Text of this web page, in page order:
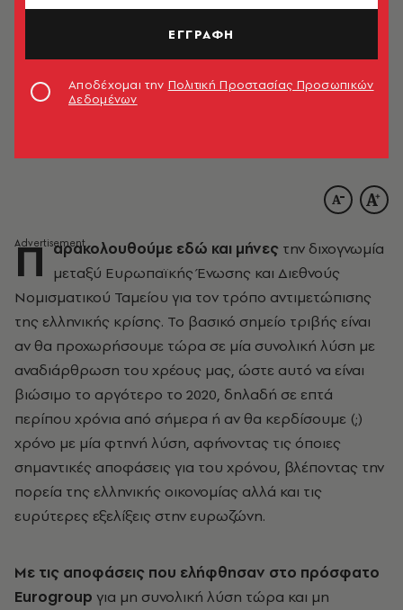
Π αρακολουθούμε εδώ και μήνες την διχογνωμία
μεταξύ Ευρωπαϊκής Ένωσης και Διεθνούς
Νομισματικού Ταμείου για τον τρόπο αντιμετώπισης
της ελληνικής κρίσης. Το βασικό σημείο τριβής είναι
αν θα προχωρήσουμε τώρα σε μία συνολική λύση με
αναδιάρθρωση του χρέους μας, ώστε αυτό να είναι
βιώσιμο το αργότερο το 2020, δηλαδή σε επτά
περίπου χρόνια από σήμερα ή αν θα κερδίσουμε (;)
χρόνο με μία φτηνή λύση, αφήνοντας τις όποιες
σημαντικές αποφάσεις για του χρόνου, βλέποντας την
πορεία της ελληνικής οικονομίας αλλά και τις
ευρύτερες εξελίξεις στην ευρωζώνη.
Με τις αποφάσεις που ελήφθησαν στο πρόσφατο
Εurogroup για μη συνολική λύση τώρα και μη
ΕΓΓΡΑΦΗ
Αποδέχομαι την Πολιτική Προστασίας Προσωπικών
Δεδομένων